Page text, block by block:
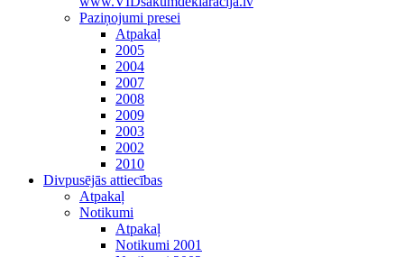
Paziņojumi presei
Atpakaļ
2005
2004
2007
2008
2009
2003
2002
2010
Divpusējās attiecības
Atpakaļ
Notikumi
Atpakaļ
Notikumi 2001